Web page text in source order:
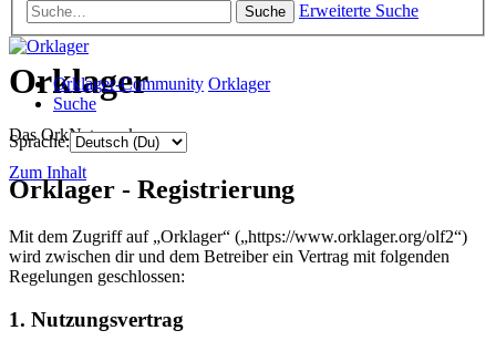
Suche Erweiterte Suche
Orklager
Das OrkNetzwerk
Zum Inhalt
Orklager-Community Orklager
Suche
Sprache:
Orklager - Registrierung
Mit dem Zugriff auf „Orklager“ („https://www.orklager.org/olf2“)
wird zwischen dir und dem Betreiber ein Vertrag mit folgenden
Regelungen geschlossen:
1. Nutzungsvertrag